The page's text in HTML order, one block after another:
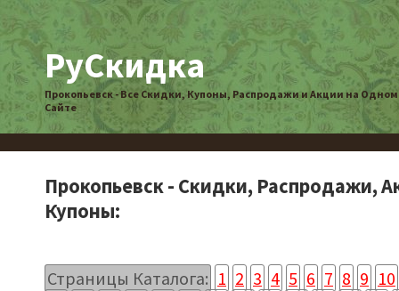
РуСкидка
Прокопьевск - Все Скидки, Купоны, Распродажи и Акции на Одном
Сайте
Прокопьевск - Скидки, Распродажи,
Купоны:
Страницы Каталога: 1 2 3 4 5 6 7 8 9 10